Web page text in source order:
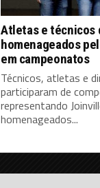
Atletas e técnicos
homenageados
em campeonatos
Técnicos, atletas e
participaram de
representando
homenageados...